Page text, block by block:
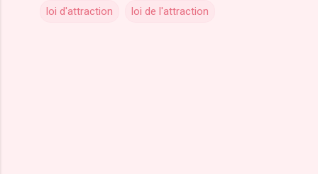
loi d'attraction loi de l'attraction